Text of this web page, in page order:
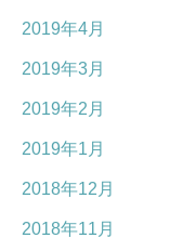
2019年4月
2019年3月
2019年2月
2019年1月
2018年12月
2018年11月